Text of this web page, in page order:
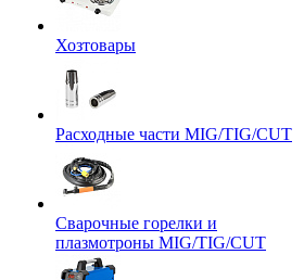
Хозтовары
Расходные части MIG/TIG/CUT
Сварочные горелки и
плазмотроны MIG/TIG/CUT